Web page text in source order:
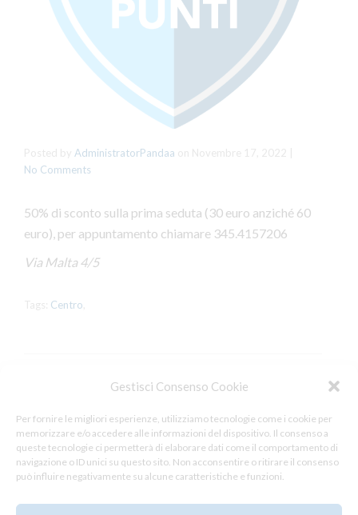
Gestisci Consenso Cookie
Per fornire le migliori esperienze, utilizziamo tecnologie come i cookie per
memorizzare e/o accedere alle informazioni del dispositivo. Il consenso a
queste tecnologie ci permetterà di elaborare dati come il comportamento di
navigazione o ID unici su questo sito. Non acconsentire o ritirare il consenso
può influire negativamente su alcune caratteristiche e funzioni.
AdministratorPandaa
No Comments
50% di sconto sulla prima seduta (30 euro anziché 60
euro), per appuntamento chiamare 345.4157206
Via Malta 4/5
Centro
You must belogged into post a comment.